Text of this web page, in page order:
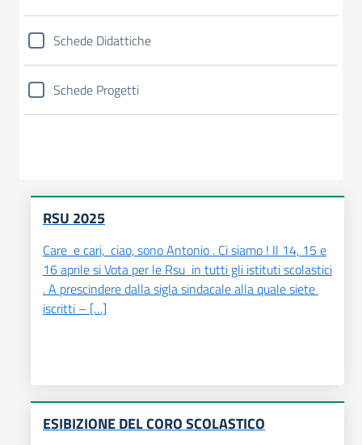
Schede Didattiche
Schede Progetti
RSU 2025
Care e cari, ciao, sono Antonio . Ci siamo ! Il 14, 15 e
16 aprile si Vota per le Rsu in tutti gli istituti scolastici
. A prescindere dalla sigla sindacale alla quale siete
iscritti – […]
ESIBIZIONE DEL CORO SCOLASTICO